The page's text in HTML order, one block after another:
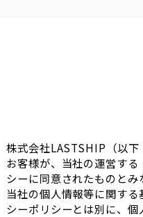
株式会社LASTSHIP（以下
お客様が、当社の運営す
シーに同意されたものとみ
当社の個人情報等に関す
シーポリシーとは別に、